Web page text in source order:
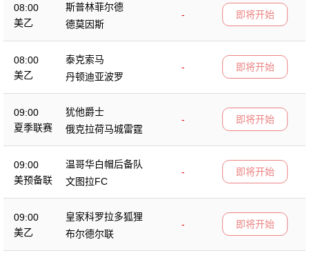
08:00
美乙
斯普林菲尔德
-
德莫因斯
即将开始
08:00
美乙
泰克索马
-
丹顿迪亚波罗
即将开始
09:00
夏季联赛
犹他爵士
-
俄克拉荷马城雷霆
即将开始
09:00
美预备联
温哥华白帽后备队
-
文图拉FC
即将开始
09:00
美乙
皇家科罗拉多狐狸
-
布尔德尔联
即将开始